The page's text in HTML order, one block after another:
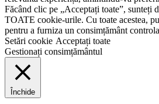
Făcând clic pe „Acceptați toate”, sunteți
TOATE cookie-urile. Cu toate acestea,
pentru a furniza un consimțământ
Setări cookie Acceptați toate
Gestionați consimțământul
Închide